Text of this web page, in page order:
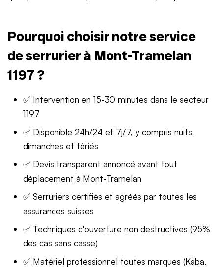
Pourquoi choisir notre service
de serrurier à Mont-Tramelan
1197 ?
✅ Intervention en 15-30 minutes dans le secteur
1197
✅ Disponible 24h/24 et 7j/7, y compris nuits,
dimanches et fériés
✅ Devis transparent annoncé avant tout
déplacement à Mont-Tramelan
✅ Serruriers certifiés et agréés par toutes les
assurances suisses
✅ Techniques d'ouverture non destructives (95%
des cas sans casse)
✅ Matériel professionnel toutes marques (Kaba,